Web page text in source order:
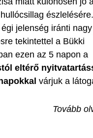
jelenség iránti nagy
tekintettel a Bükki
ezen az 5 napon a
eltérő
várjuk a
Tovább